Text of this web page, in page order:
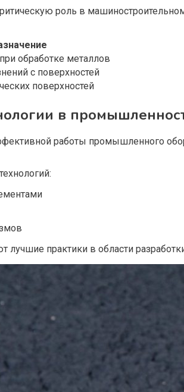
роль в
обработке металлов
с поверхностей
поверхностей
в
работы промышленного
практики в области